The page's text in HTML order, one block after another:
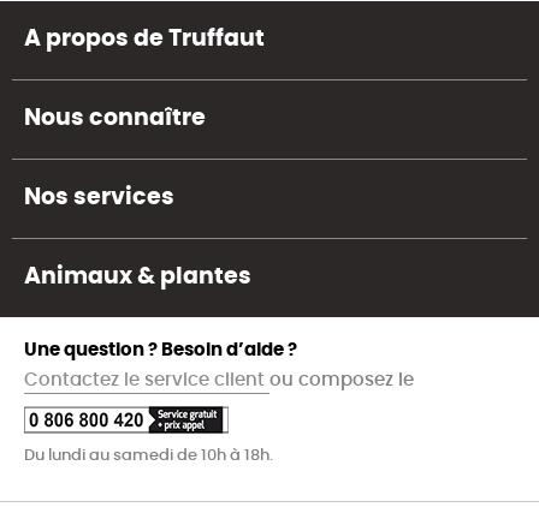
A propos de Truffaut
Nous connaître
Nos services
Animaux & plantes
Une question ? Besoin d’aide ?
Contactez le service client ou composez le
Du lundi au samedi de 10h à 18h.